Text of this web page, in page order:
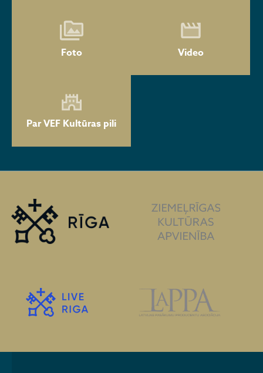
Foto Video
Par VEF Kultūras pili